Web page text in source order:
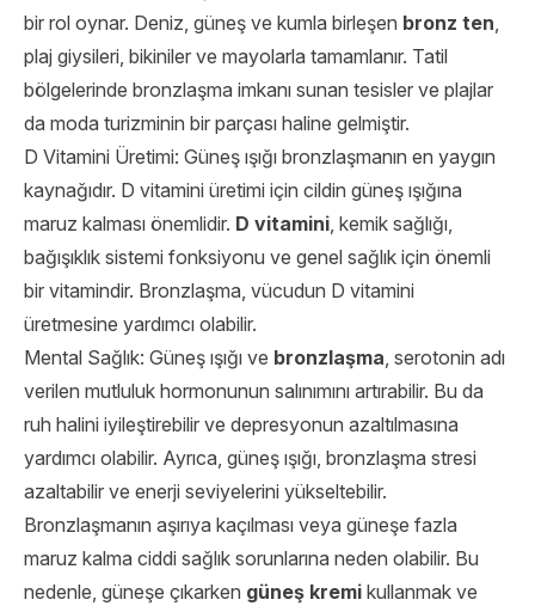
bir rol oynar. Deniz, güneş ve kumla birleşen bronz ten,
plaj giysileri, bikiniler ve mayolarla tamamlanır. Tatil
bölgelerinde bronzlaşma imkanı sunan tesisler ve plajlar
da moda turizminin bir parçası haline gelmiştir.
D Vitamini Üretimi: Güneş ışığı bronzlaşmanın en yaygın
kaynağıdır. D vitamini üretimi için cildin güneş ışığına
maruz kalması önemlidir. D vitamini, kemik sağlığı,
bağışıklık sistemi fonksiyonu ve genel sağlık için önemli
bir vitamindir. Bronzlaşma, vücudun D vitamini
üretmesine yardımcı olabilir.
Mental Sağlık: Güneş ışığı ve bronzlaşma, serotonin adı
verilen mutluluk hormonunun salınımını artırabilir. Bu da
ruh halini iyileştirebilir ve depresyonun azaltılmasına
yardımcı olabilir. Ayrıca, güneş ışığı, bronzlaşma stresi
azaltabilir ve enerji seviyelerini yükseltebilir.
Bronzlaşmanın aşırıya kaçılması veya güneşe fazla
maruz kalma ciddi sağlık sorunlarına neden olabilir. Bu
nedenle, güneşe çıkarken güneş kremi kullanmak ve